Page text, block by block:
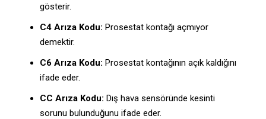
gösterir.
C4 Arıza Kodu: Prosestat kontağı açmıyor
demektir.
C6 Arıza Kodu: Prosestat kontağının açık kaldığını
ifade eder.
CC Arıza Kodu: Dış hava sensöründe kesinti
sorunu bulunduğunu ifade eder.